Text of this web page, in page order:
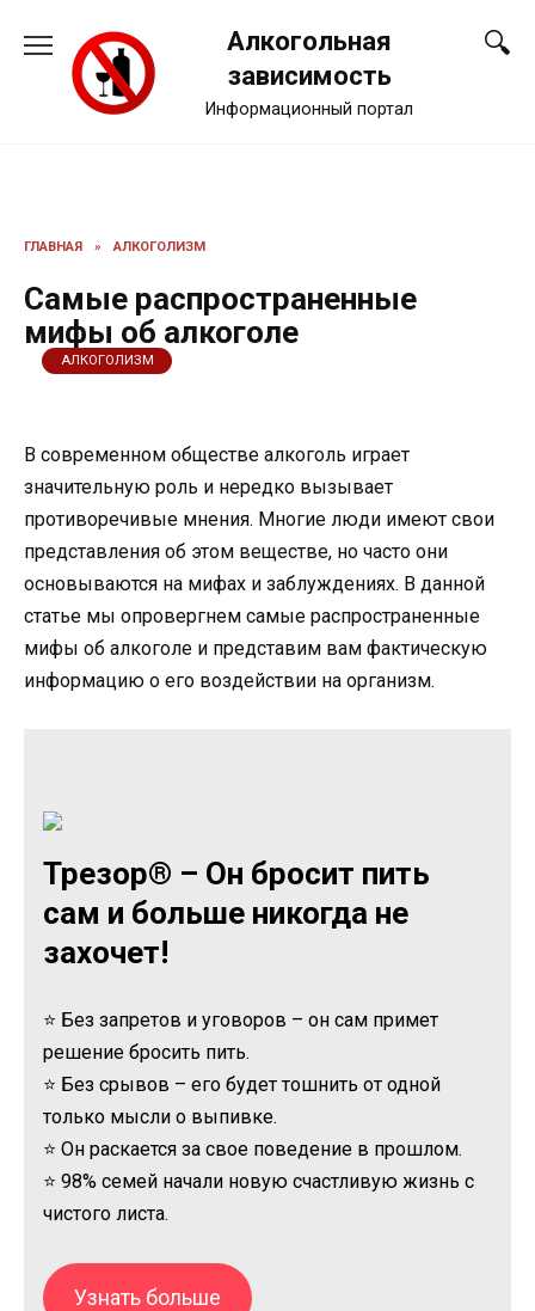
содержанию
Алкогольная
зависимость
Информационный портал
ГЛАВНАЯ » АЛКОГОЛИЗМ
Самые распространенные
мифы об алкоголе
АЛКОГОЛИЗМ
В современном обществе алкоголь играет
значительную роль и нередко вызывает
противоречивые мнения. Многие люди имеют свои
представления об этом веществе, но часто они
основываются на мифах и заблуждениях. В данной
статье мы опровергнем самые распространенные
мифы об алкоголе и представим вам фактическую
информацию о его воздействии на организм.
Трезор® – Он бросит пить
сам и больше никогда не
захочет!
⭐ Без запретов и уговоров – он сам примет
решение бросить пить.
⭐ Без срывов – его будет тошнить от одной
только мысли о выпивке.
⭐ Он раскается за свое поведение в прошлом.
⭐ 98% семей начали новую счастливую жизнь с
чистого листа.
Узнать больше